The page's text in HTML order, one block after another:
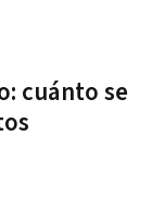
cuánto se